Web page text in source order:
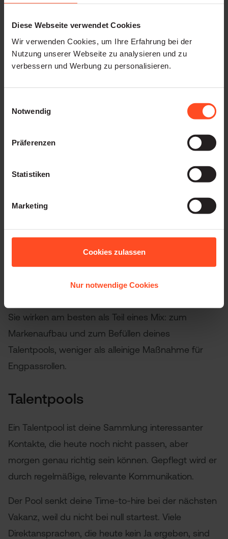
Diese Webseite verwendet Cookies
Wir verwenden Cookies, um Ihre Erfahrung bei der
Nutzung unserer Webseite zu analysieren und zu
verbessern und Werbung zu personalisieren.
Notwendig
Präferenzen
Statistiken
Marketing
Cookies zulassen
Nur notwendige Cookies
Social-Media-Recruiting
Social-Media-Recruiting bringt deine Stellen und
Talente früh auf dich aufmerksam zu machen.
Entscheidend ist der passende Kanal je Zielgruppe
und ein Mix aus Stellen-Posts und echtem Einblick
in den Arbeitsalltag. Mehr dazu im Beitrag zum
Jobmessen
Sie wirken am besten als Teil eines Mix: zum
Markenaufbau und zum Befüllen deines
Talentpools, weniger als alleinige Maßnahme für
Engpassrollen.
Talentpools
Ein Talentpool ist deine Sammlung interessanter
Kontakte, die heute noch nicht passen, aber
morgen genau richtig sein können. Gepflegt wird er
durch regelmäßige, relevante Kommunikation.
Der Pool senkt deine Time-to-hire bei der nächsten
Vakanz, weil du nicht bei null startest. Viele
Direktansprachen, die heute kein Ja ergeben, sind